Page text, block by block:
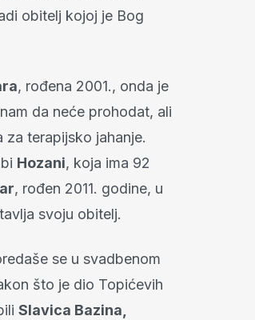
obitelj kojoj je Bog
, rođena 2001., onda je
da neće prohodat, ali
terapijsko jahanje.
Hozani, koja ima 92
, rođen 2011. godine, u
svoju obitelj.
se u svadbenom
što je dio Topićevih
Slavica Bazina,